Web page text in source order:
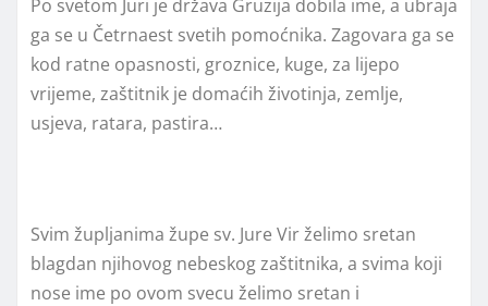
Po svetom Juri je država Gruzija dobila ime, a ubraja
ga se u Četrnaest svetih pomoćnika. Zagovara ga se
kod ratne opasnosti, groznice, kuge, za lijepo
vrijeme, zaštitnik je domaćih životinja, zemlje,
usjeva, ratara, pastira…
Svim župljanima župe sv. Jure Vir želimo sretan
blagdan njihovog nebeskog zaštitnika, a svima koji
nose ime po ovom svecu želimo sretan i